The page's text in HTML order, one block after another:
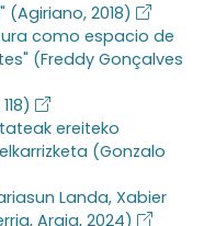
2018)
como espacio de
(Freddy Gonçalves
ereiteko
(Gonzalo
Landa, Xabier
Argia, 2024)